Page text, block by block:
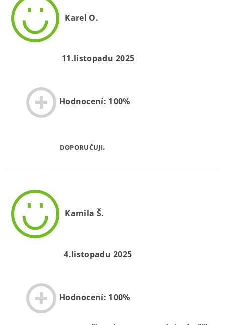
Karel O.
11.listopadu 2025
Hodnocení: 100%
DOPORUČUJI.
Kamila Š.
4.listopadu 2025
Hodnocení: 100%